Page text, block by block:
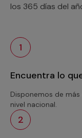
los 365 días del
1
Encuentra lo
Disponemos de
nivel nacional.
2